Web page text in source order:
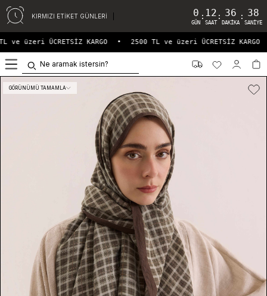
KIRMIZI ETİKET GÜNLERİ 0
GÜN
: 12
SAAT
: 36
DAKIKA
: 37
SANIYE
ve üzeri ÜCRETSİZ KARGO • 2500 TL ve üzeri ÜCRETSİZ KARGO
GÖRÜNÜMÜ TAMAMLA